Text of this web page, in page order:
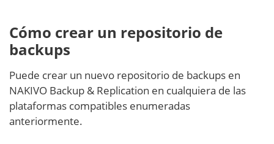
Cómo crear un repositorio de
backups
Puede crear un nuevo repositorio de backups en
NAKIVO Backup & Replication en cualquiera de las
plataformas compatibles enumeradas
anteriormente.